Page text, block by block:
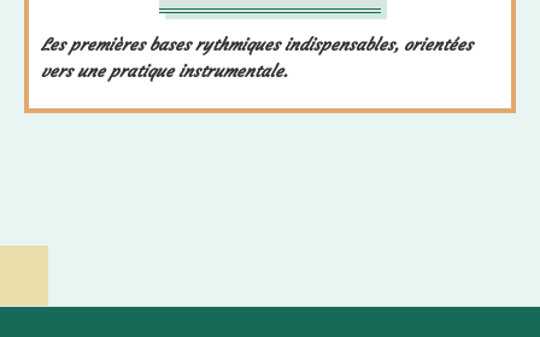
Les premières bases rythmiques indispensables, orientées
vers une pratique instrumentale.